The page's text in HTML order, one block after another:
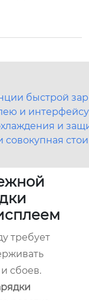
быстрой
и
и
требует
сбоев.